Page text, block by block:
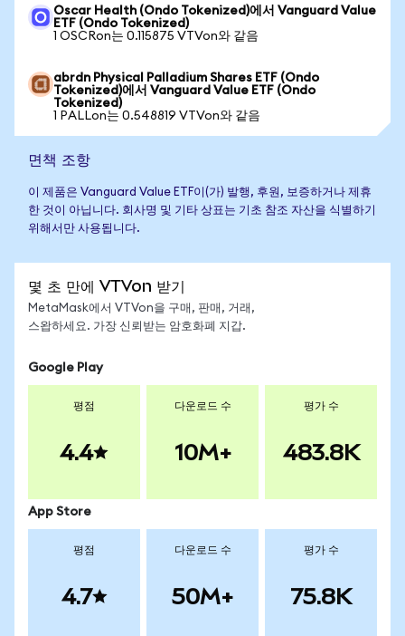
Oscar Health (Ondo Tokenized)에서 Vanguard Value
ETF (Ondo Tokenized)
1 OSCRon는 0.115875 VTVon와 같음
abrdn Physical Palladium Shares ETF (Ondo
Tokenized)에서 Vanguard Value ETF (Ondo
Tokenized)
1 PALLon는 0.548819 VTVon와 같음
면책 조항
이 제품은 Vanguard Value ETF이(가) 발행, 후원, 보증하거나 제휴
한 것이 아닙니다. 회사명 및 기타 상표는 기초 참조 자산을 식별하기
위해서만 사용됩니다.
몇 초 만에 VTVon 받기
MetaMask에서 VTVon을 구매, 판매, 거래,
스왑하세요. 가장 신뢰받는 암호화폐 지갑.
Google Play
평점
4.4
다운로드 수
10M+
평가 수
483.8K
App Store
평점
4.7
다운로드 수
50M+
평가 수
75.8K